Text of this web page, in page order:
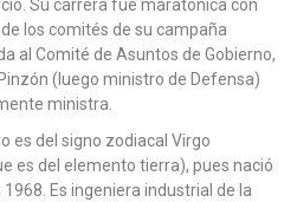
Su carrera fue maratónica con
los comités de su campaña
al Comité de Asuntos de Gobierno,
(luego ministro de Defensa)
ministra.
es del signo zodiacal Virgo
es del elemento tierra), pues nació
Es ingeniera industrial de la